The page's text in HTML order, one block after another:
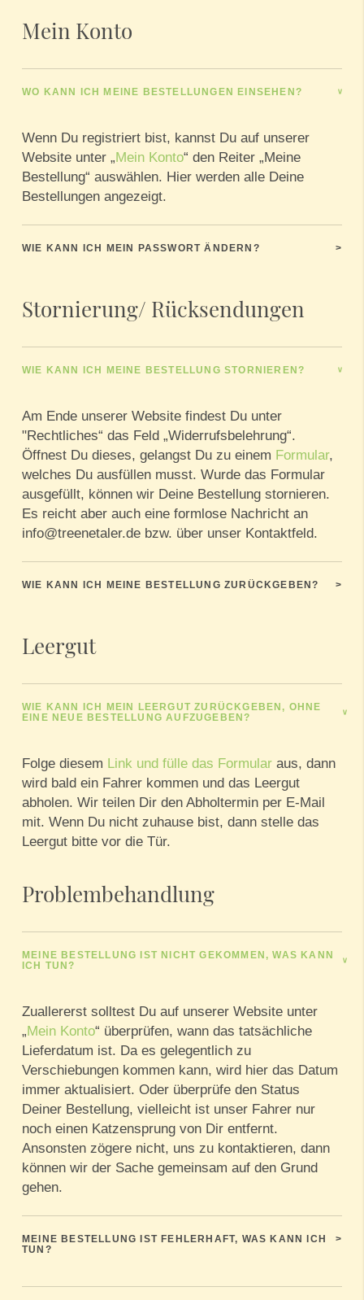
Mein Konto
WO KANN ICH MEINE BESTELLUNGEN EINSEHEN? >
Wenn Du registriert bist, kannst Du auf unserer
Website unter „Mein Konto“ den Reiter „Meine
Bestellung“ auswählen. Hier werden alle Deine
Bestellungen angezeigt.
WIE KANN ICH MEIN PASSWORT ÄNDERN? >
Stornierung/ Rücksendungen
WIE KANN ICH MEINE BESTELLUNG STORNIEREN? >
Am Ende unserer Website findest Du unter
"Rechtliches“ das Feld „Widerrufsbelehrung“.
Öffnest Du dieses, gelangst Du zu einem Formular,
welches Du ausfüllen musst. Wurde das Formular
ausgefüllt, können wir Deine Bestellung stornieren.
Es reicht aber auch eine formlose Nachricht an
info@treenetaler.de bzw. über unser Kontaktfeld.
WIE KANN ICH MEINE BESTELLUNG ZURÜCKGEBEN? >
Leergut
WIE KANN ICH MEIN LEERGUT ZURÜCKGEBEN, OHNE
EINE NEUE BESTELLUNG AUFZUGEBEN?
>
Folge diesem Link und fülle das Formular aus, dann
wird bald ein Fahrer kommen und das Leergut
abholen. Wir teilen Dir den Abholtermin per E-Mail
mit. Wenn Du nicht zuhause bist, dann stelle das
Leergut bitte vor die Tür.
Problembehandlung
MEINE BESTELLUNG IST NICHT GEKOMMEN, WAS KANN
ICH TUN?
>
Zuallererst solltest Du auf unserer Website unter
„Mein Konto“ überprüfen, wann das tatsächliche
Lieferdatum ist. Da es gelegentlich zu
Verschiebungen kommen kann, wird hier das Datum
immer aktualisiert. Oder überprüfe den Status
Deiner Bestellung, vielleicht ist unser Fahrer nur
noch einen Katzensprung von Dir entfernt.
Ansonsten zögere nicht, uns zu kontaktieren, dann
können wir der Sache gemeinsam auf den Grund
gehen.
MEINE BESTELLUNG IST FEHLERHAFT, WAS KANN ICH
TUN?
>